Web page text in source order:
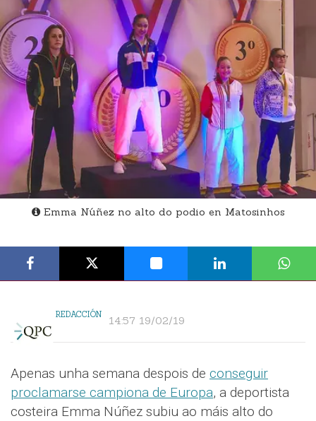
Emma Núñez no alto do podio en Matosinhos
REDACCIÓN 14:57 19/02/19
Apenas unha semana despois de conseguir
proclamarse campiona de Europa, a deportista
costeira Emma Núñez subiu ao máis alto do